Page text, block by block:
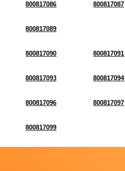
800817086 800817087
800817089
800817090 800817091
800817093 800817094
800817096 800817097
800817099